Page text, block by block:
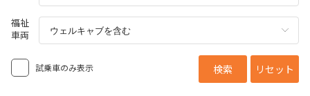
福祉
車両
試乗車のみ表示 検索 リセット